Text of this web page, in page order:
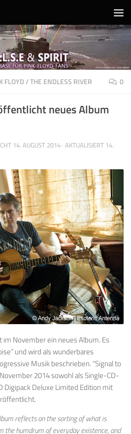
FLOYD/THE ENDLESS RIVER 0
neues Album
14. AUGUST 2014 · AKTUALISIERT 14.
November ein neues Album. Es
und wird als wunderbares
Musik beschrieben. “Signal to
2014 sowohl als Single-CD-
Digipack Deluxe Limited Edition mit
reflects on the sorting of what is
the humdrum of everyday existence, and